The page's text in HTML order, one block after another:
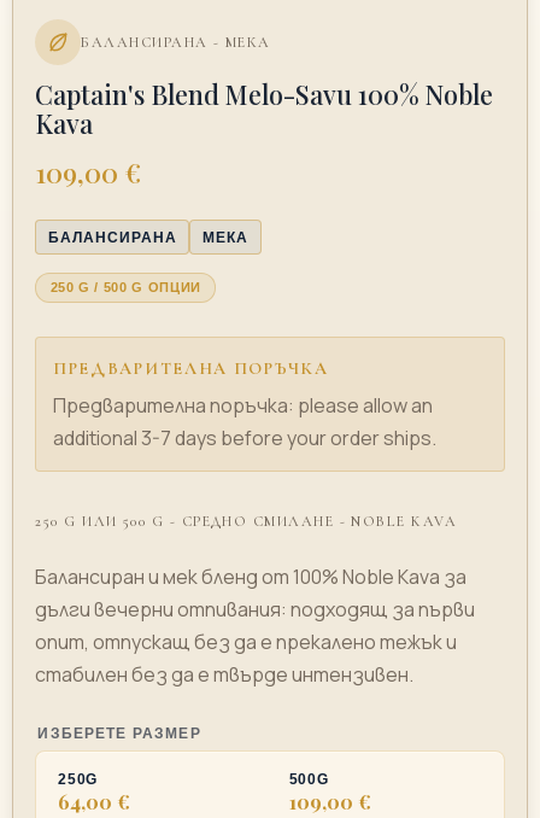
БАЛАНСИРАНА - МЕКА
Captain's Blend Melo-Savu 100% Noble
Kava
109,00 €
БАЛАНСИРАНА МЕКА
250 G / 500 G ОПЦИИ
ПРЕДВАРИТЕЛНА ПОРЪЧКА
Предварителна поръчка: please allow an
additional 3-7 days before your order ships.
250 G ИЛИ 500 G - СРЕДНО СМИЛАНЕ - NOBLE KAVA
Балансиран и мек бленд от 100% Noble Kava за
дълги вечерни отпивания: подходящ за първи
опит, отпускащ без да е прекалено тежък и
стабилен без да е твърде интензивен.
ИЗБЕРЕТЕ РАЗМЕР
250G
64,00 €
500G
109,00 €